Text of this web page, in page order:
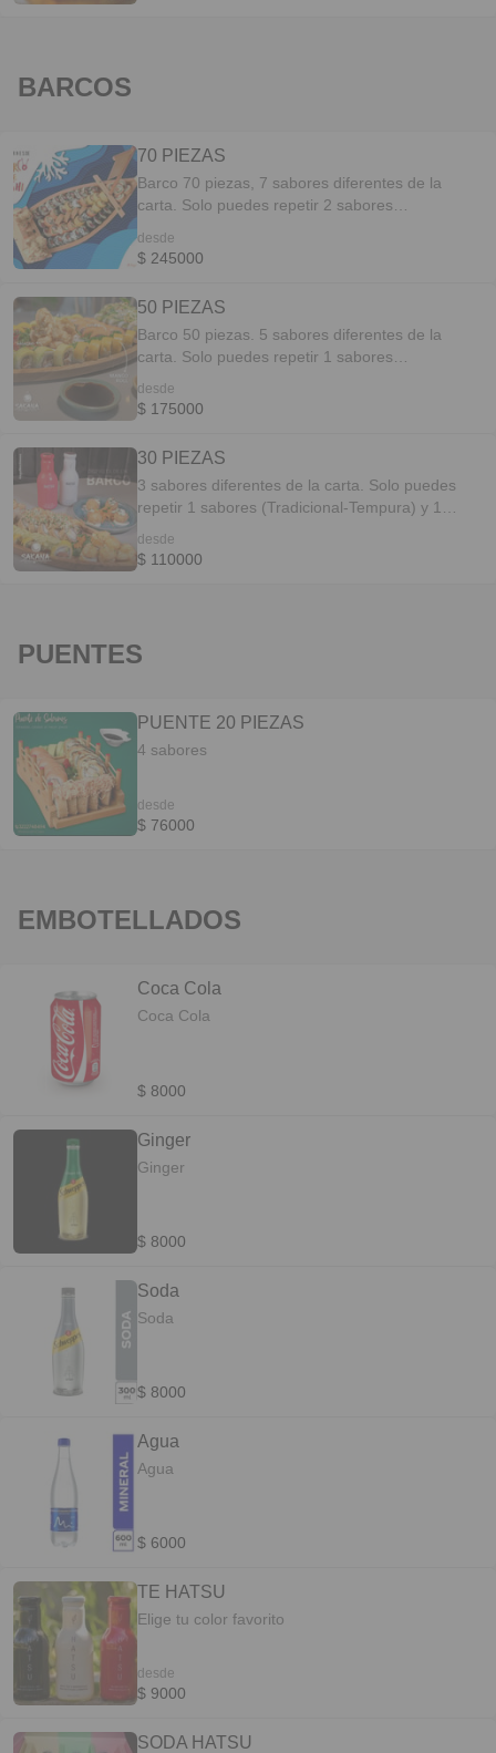
BARCOS
70 PIEZAS
Barco 70 piezas, 7 sabores diferentes de la
carta. Solo puedes repetir 2 sabores
si te excedes no se podra tomar el pedido*
desde
$ 245000
50 PIEZAS
Barco 50 piezas. 5 sabores diferentes de la
carta. Solo puedes repetir 1 sabores
si te excedes no se podra tomar el pedido*
desde
$ 175000
30 PIEZAS
3 sabores diferentes de la carta. Solo puedes
repetir 1 sabores (Tradicional-Tempura) y 1
desde
$ 110000
PUENTES
PUENTE 20 PIEZAS
4 sabores
desde
$ 76000
EMBOTELLADOS
Coca Cola
Coca Cola
$ 8000
Ginger
Ginger
$ 8000
Soda
Soda
$ 8000
Agua
Agua
$ 6000
TE HATSU
Elige tu color favorito
desde
$ 9000
SODA HATSU